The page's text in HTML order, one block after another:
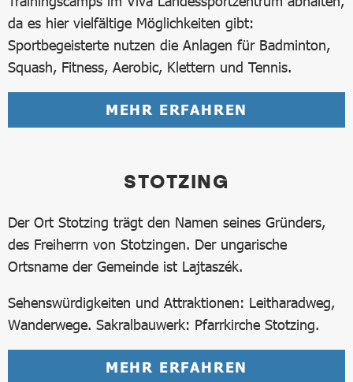
da es hier vielfältige Möglichkeiten gibt:
Sportbegeisterte nutzen die Anlagen für Badminton,
Squash, Fitness, Aerobic, Klettern und Tennis.
MEHR ERFAHREN
STOTZING
Der Ort Stotzing trägt den Namen seines Gründers,
des Freiherrn von Stotzingen. Der ungarische
Ortsname der Gemeinde ist Lajtaszék.
Sehenswürdigkeiten und Attraktionen: Leitharadweg,
Wanderwege. Sakralbauwerk: Pfarrkirche Stotzing.
MEHR ERFAHREN